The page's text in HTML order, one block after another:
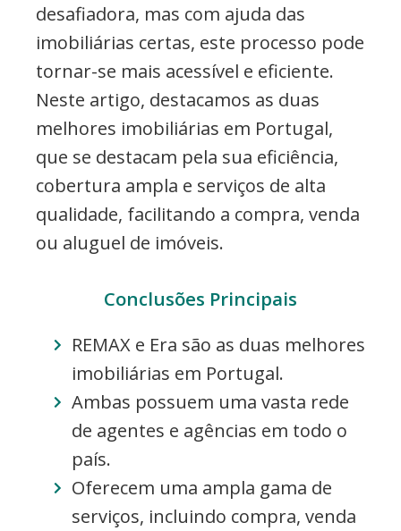
desafiadora, mas com ajuda das
imobiliárias certas, este processo pode
tornar-se mais acessível e eficiente.
Neste artigo, destacamos as duas
melhores imobiliárias em Portugal,
que se destacam pela sua eficiência,
cobertura ampla e serviços de alta
qualidade, facilitando a compra, venda
ou aluguel de imóveis.
Conclusões Principais
REMAX e Era são as duas melhores
imobiliárias em Portugal.
Ambas possuem uma vasta rede
de agentes e agências em todo o
país.
Oferecem uma ampla gama de
serviços, incluindo compra, venda